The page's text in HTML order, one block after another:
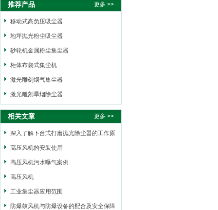
推荐产品 更多 >>
移动式高负压吸尘器
地坪抛光粉尘吸尘器
砂轮机金属粉尘集尘器
柜体布袋式集尘机
激光雕刻烟气集尘器
激光雕刻旱烟除尘器
相关文章 更多 >>
深入了解下台式打磨抛光除尘器的工作原
理
高压风机的安装使用
高压风机污水曝气案例
高压风机
工业集尘器应用范围
防爆鼓风机与防爆设备的配合及安全保障